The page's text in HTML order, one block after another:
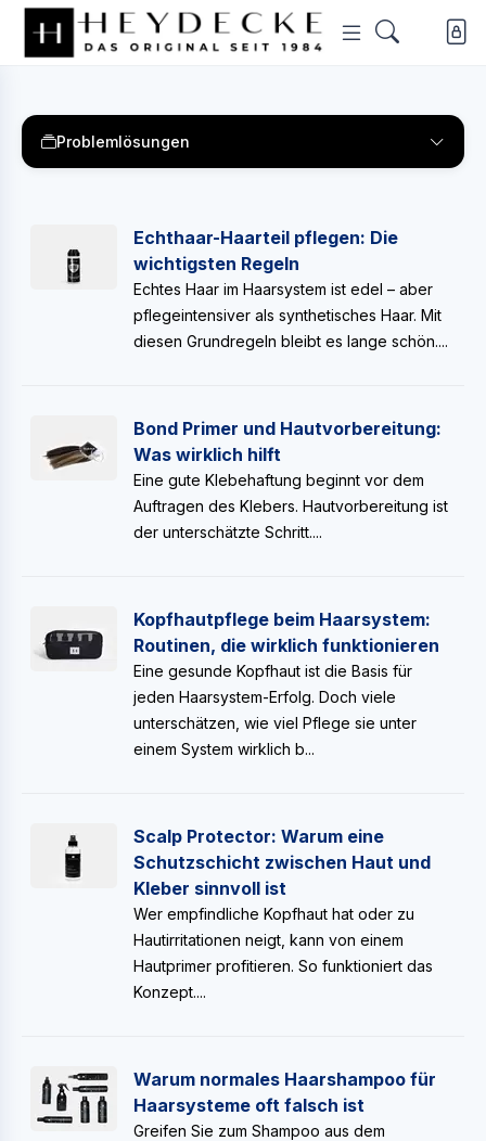
Problemlösungen
Echthaar-Haarteil pflegen: Die
wichtigsten Regeln
Echtes Haar im Haarsystem ist edel – aber
pflegeintensiver als synthetisches Haar. Mit
diesen Grundregeln bleibt es lange schön....
Bond Primer und Hautvorbereitung:
Was wirklich hilft
Eine gute Klebehaftung beginnt vor dem
Auftragen des Klebers. Hautvorbereitung ist
der unterschätzte Schritt....
Kopfhautpflege beim Haarsystem:
Routinen, die wirklich funktionieren
Eine gesunde Kopfhaut ist die Basis für
jeden Haarsystem-Erfolg. Doch viele
unterschätzen, wie viel Pflege sie unter
einem System wirklich b...
Scalp Protector: Warum eine
Schutzschicht zwischen Haut und
Kleber sinnvoll ist
Wer empfindliche Kopfhaut hat oder zu
Hautirritationen neigt, kann von einem
Hautprimer profitieren. So funktioniert das
Konzept....
Warum normales Haarshampoo für
Haarsysteme oft falsch ist
Greifen Sie zum Shampoo aus dem